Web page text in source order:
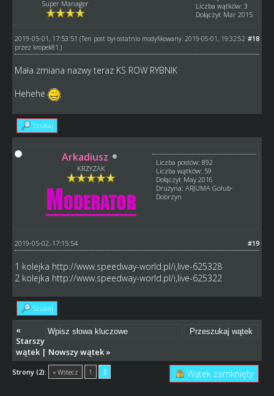
Super Manager
Liczba wątków: 3
Dołączył: Mar 2015
#18
2019-05-01, 17:53:51 (Ten post był ostatnio modyfikowany: 2019-05-01, 19:32:52
przez kropek81 .)
Mała zmiana nazwy teraz KS ROW RYBNIK
Hehehe
Szukaj
Arkadiusz
KRZYZAK
Liczba postów: 892
Liczba wątków: 59
Dołączył: May 2016
Drużyna: ARJUMA Golub-
Dobrzyn
#19
2019-05-02, 17:15:54
1 kolejka http://www.speedway-world.pl/i,live-625328
2 kolejka http://www.speedway-world.pl/i,live-625322
Szukaj
«
Starszy
wątek| Nowszy wątek»
Strony (2): « Wstecz 1 2 Wątek zamknięty